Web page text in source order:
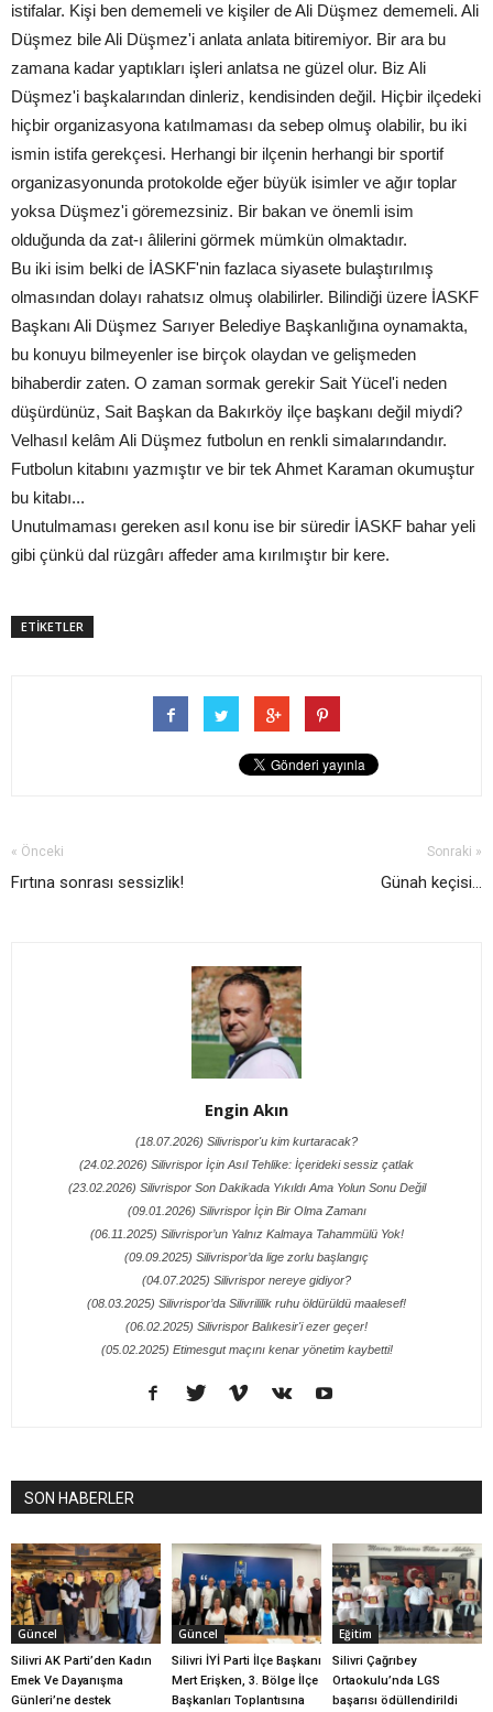
istifalar. Kişi ben dememeli ve kişiler de Ali Düşmez dememeli. Ali
Düşmez bile Ali Düşmez'i anlata anlata bitiremiyor. Bir ara bu
zamana kadar yaptıkları işleri anlatsa ne güzel olur. Biz Ali
Düşmez'i başkalarından dinleriz, kendisinden değil. Hiçbir ilçedeki
hiçbir organizasyona katılmaması da sebep olmuş olabilir, bu iki
ismin istifa gerekçesi. Herhangi bir ilçenin herhangi bir sportif
organizasyonunda protokolde eğer büyük isimler ve ağır toplar
yoksa Düşmez'i göremezsiniz. Bir bakan ve önemli isim
olduğunda da zat-ı âlilerini görmek mümkün olmaktadır.
Bu iki isim belki de İASKF'nin fazlaca siyasete bulaştırılmış
olmasından dolayı rahatsız olmuş olabilirler. Bilindiği üzere İASKF
Başkanı Ali Düşmez Sarıyer Belediye Başkanlığına oynamakta,
bu konuyu bilmeyenler ise birçok olaydan ve gelişmeden
bihaberdir zaten. O zaman sormak gerekir Sait Yücel'i neden
düşürdünüz, Sait Başkan da Bakırköy ilçe başkanı değil miydi?
Velhasıl kelâm Ali Düşmez futbolun en renkli simalarındandır.
Futbolun kitabını yazmıştır ve bir tek Ahmet Karaman okumuştur
bu kitabı...
Unutulmaması gereken asıl konu ise bir süredir İASKF bahar yeli
gibi çünkü dal rüzgârı affeder ama kırılmıştır bir kere.
ETİKETLER
« Önceki
Fırtına sonrası sessizlik!
Sonraki »
Günah keçisi...
Engin Akın
(18.07.2026) Silivrispor'u kim kurtaracak?
(24.02.2026) Silivrispor İçin Asıl Tehlike: İçerideki sessiz çatlak
(23.02.2026) Silivrispor Son Dakikada Yıkıldı Ama Yolun Sonu Değil
(09.01.2026) Silivrispor İçin Bir Olma Zamanı
(06.11.2025) Silivrispor’un Yalnız Kalmaya Tahammülü Yok!
(09.09.2025) Silivrispor’da lige zorlu başlangıç
(04.07.2025) Silivrispor nereye gidiyor?
(08.03.2025) Silivrispor’da Silivrililik ruhu öldürüldü maalesef!
(06.02.2025) Silivrispor Balıkesir'i ezer geçer!
(05.02.2025) Etimesgut maçını kenar yönetim kaybetti!
SON HABERLER
Güncel
Silivri AK Parti’den Kadın
Emek Ve Dayanışma
Günleri’ne destek
Güncel
Silivri İYİ Parti İlçe Başkanı
Mert Erişken, 3. Bölge İlçe
Başkanları Toplantısına
Eğitim
Silivri Çağrıbey
Ortaokulu’nda LGS
başarısı ödüllendirildi